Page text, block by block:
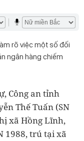
rõ việc một số đối
ngân hàng chiếm
Công an tỉnh
Thế Tuấn (SN
xã Hồng Lĩnh,
1988, trú tại xã